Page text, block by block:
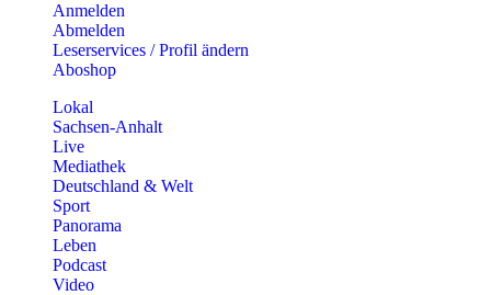
Anmelden
Abmelden
Leserservices / Profil ändern
Aboshop
Lokal
Sachsen-Anhalt
Live
Mediathek
Deutschland & Welt
Sport
Panorama
Leben
Podcast
Video